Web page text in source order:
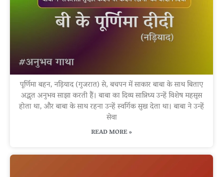
पूर्णिमा बहन, नड़ियाद (गुजरात) से, बचपन में साकार बाबा के साथ बिताए
अद्भुत अनुभव साझा करती हैं। बाबा का दिव्य सान्निध्य उन्हें विशेष महसूस
होता था, और बाबा के साथ रहना उन्हें स्वर्गिक सुख देता था। बाबा ने उन्हें
सेवा
READ MORE »